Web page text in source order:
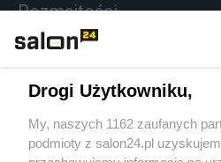
Rozmaitości
Sport
Społeczeństwo
Drogi Użytkowniku,
My, naszych 1162 zaufanych
podmioty z salon24.pl